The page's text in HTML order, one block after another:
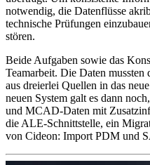
notwendig, die Datenflüsse
technische Prüfungen
stören.
Beide Aufgaben sowie das
Teamarbeit. Die Daten
aus dreierlei Quellen in das
neuen System galt es dann
und MCAD-Daten mit
die ALE-Schnittstelle, ein
von Cideon: Import PDM und